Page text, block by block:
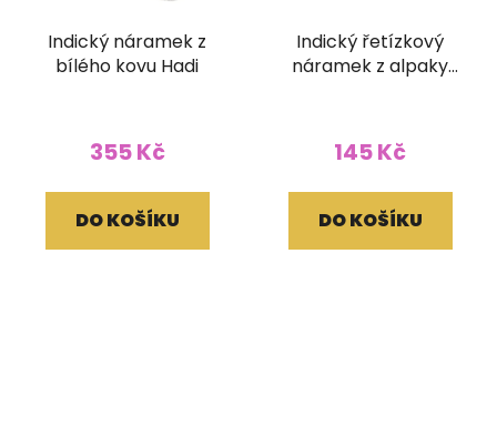
Indický náramek z
bílého kovu Hadi
355 Kč
DO KOŠÍKU
Indický řetízkový
náramek z alpaky
145 Kč
DO KOŠÍKU